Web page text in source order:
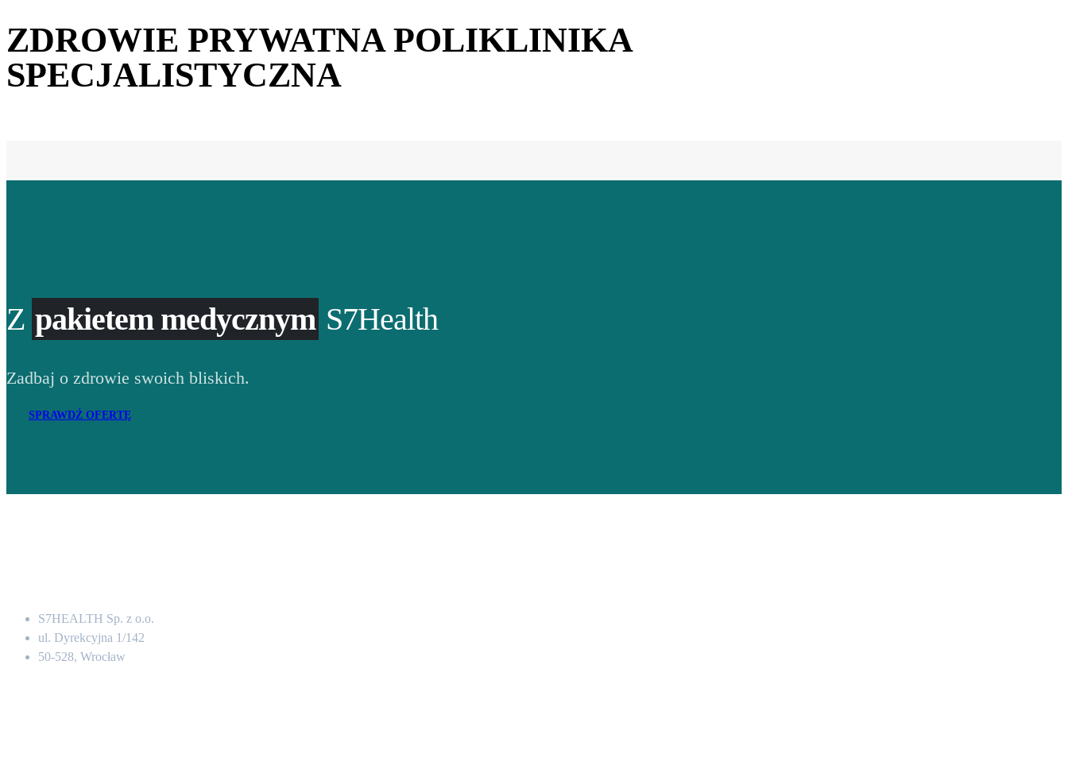
ZDROWIE PRYWATNA POLIKLINIKA
SPECJALISTYCZNA
Z pakietem medycznym S7Health
Zadbaj o zdrowie swoich bliskich.
SPRAWDŹ OFERTĘ
S7HEALTH Sp. z o.o.
ul. Dyrekcyjna 1/142
50-528, Wrocław